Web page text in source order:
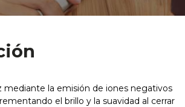
mediante la emisión de iones negativos
el brillo y la suavidad al cerrar